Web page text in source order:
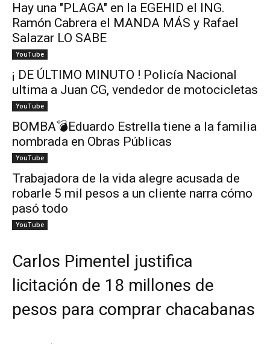
Hay una "PLAGA" en la EGEHID el ING.
Ramón Cabrera el MANDA MÁS y Rafael
Salazar LO SABE
YouTube
¡ DE ÚLTIMO MINUTO ! Policía Nacional
ultima a Juan CG, vendedor de motocicletas
YouTube
BOMBA💣Eduardo Estrella tiene a la familia
nombrada en Obras Públicas
YouTube
Trabajadora de la vida alegre acusada de
robarle 5 mil pesos a un cliente narra cómo
pasó todo
YouTube
Carlos Pimentel justifica
licitación de 18 millones de
pesos para comprar chacabanas